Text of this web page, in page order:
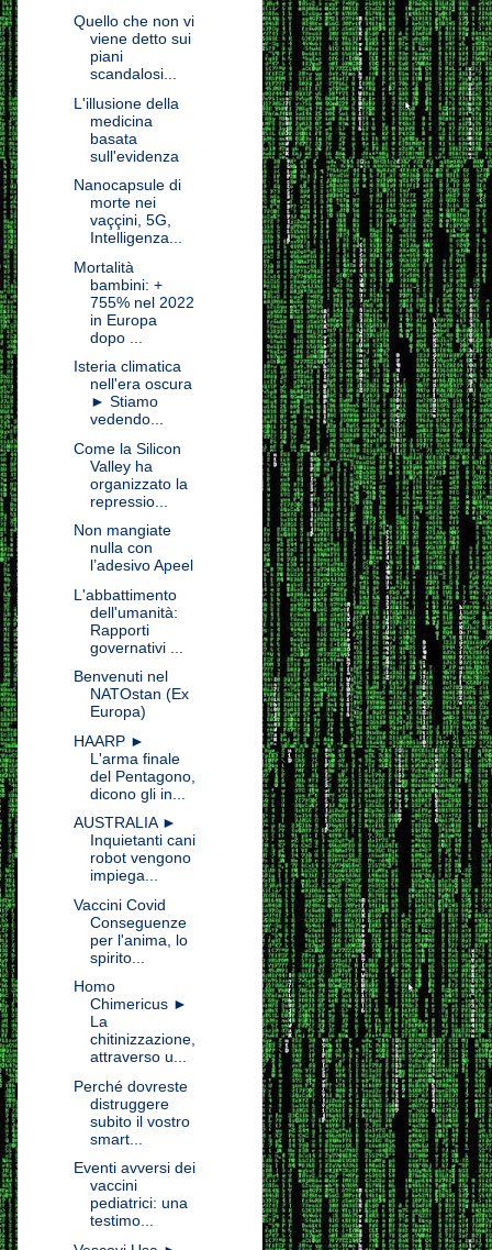
Quello che non vi
viene detto sui
piani
scandalosi...
L'illusione della
medicina
basata
sull'evidenza
Nanocapsule di
morte nei
vaççini, 5G,
Intelligenza...
Mortalità
bambini: +
755% nel 2022
in Europa
dopo ...
Isteria climatica
nell'era oscura
► Stiamo
vedendo...
Come la Silicon
Valley ha
organizzato la
repressio...
Non mangiate
nulla con
l’adesivo Apeel
L'abbattimento
dell'umanità:
Rapporti
governativi ...
Benvenuti nel
NATOstan (Ex
Europa)
HAARP ►
L'arma finale
del Pentagono,
dicono gli in...
AUSTRALIA ►
Inquietanti cani
robot vengono
impiega...
Vaccini Covid
Conseguenze
per l'anima, lo
spirito...
Homo
Chimericus ►
La
chitinizzazione,
attraverso u...
Perché dovreste
distruggere
subito il vostro
smart...
Eventi avversi dei
vaccini
pediatrici: una
testimo...